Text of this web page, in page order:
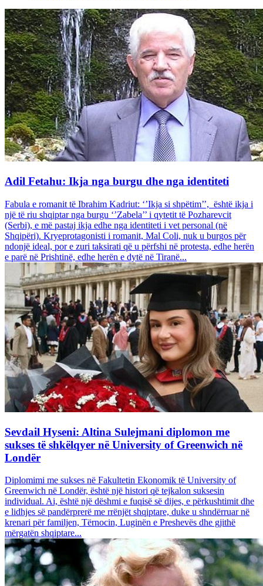
Adil Fetahu: Ikja nga burgu dhe nga identiteti
Fabula e romanit të Ibrahim Kadriut: ‘’Ikja si shpëtim’’, është ikja i
një të riu shqiptar nga burgu ‘’Zabela’’ i qytetit të Pozharevcit
(Serbi), e më pastaj ikja edhe nga identiteti i vet personal (në
Shqipëri). Kryeprotagonisti i romanit, Mal Coli, nuk u burgos për
ndonjë ideal, por e zuri taksirati që u përfshi në protesta, edhe herën
e parë në Prishtinë, edhe herën e dytë në Tiranë...
Sevdail Hyseni: Altina Sulejmani diplomon me
sukses të shkëlqyer në University of Greenwich në
Londër
Diplomimi me sukses në Fakultetin Ekonomik të University of
Greenwich në Londër, është një histori që tejkalon suksesin
individual. Ai, është një dëshmi e fuqisë së dijes, e përkushtimit dhe
e lidhjes së pandërprerë me rrënjët shqiptare, duke u shndërruar në
krenari për familjen, Tërnocin, Luginën e Preshevës dhe gjithë
mërgatën shqiptare...